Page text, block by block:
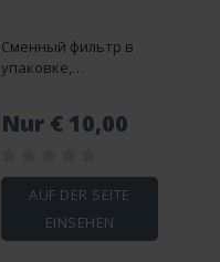
Сменный фильтр в
упаковке,
Dirt Devil Scorpion,
сравнению с
деталями AD40117
Nur € 10,00
AUF DER SEITE
EINSEHEN